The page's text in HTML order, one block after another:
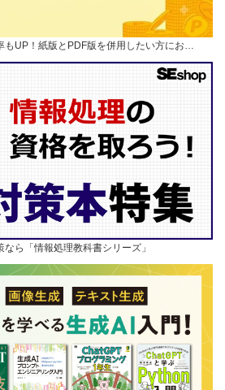
もUP！紙版とPDF版を併用したい方にお…
ら「情報処理教科書シリーズ」